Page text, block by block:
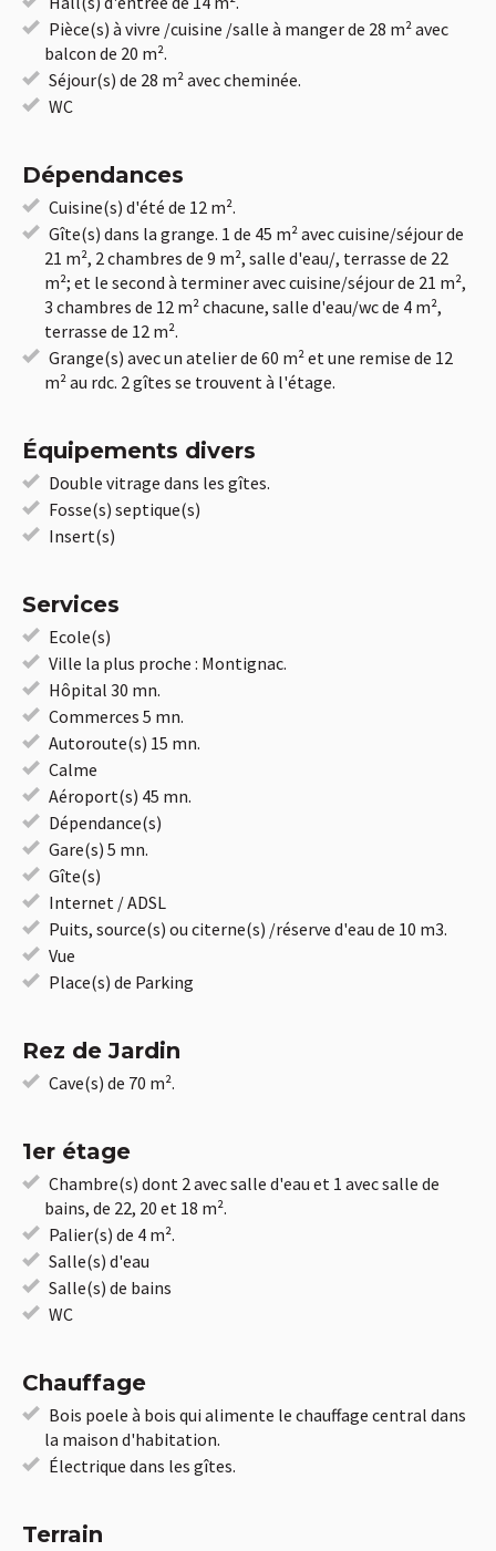
Pièce(s) à vivre /cuisine /salle à manger de 28 m² avec
balcon de 20 m².
Séjour(s) de 28 m² avec cheminée.
WC
Dépendances
Cuisine(s) d'été de 12 m².
Gîte(s) dans la grange. 1 de 45 m² avec cuisine/séjour de
21 m², 2 chambres de 9 m², salle d'eau/, terrasse de 22
m²; et le second à terminer avec cuisine/séjour de 21 m²,
3 chambres de 12 m² chacune, salle d'eau/wc de 4 m²,
terrasse de 12 m².
Grange(s) avec un atelier de 60 m² et une remise de 12
m² au rdc. 2 gîtes se trouvent à l'étage.
Équipements divers
Double vitrage dans les gîtes.
Fosse(s) septique(s)
Insert(s)
Services
Ecole(s)
Ville la plus proche : Montignac.
Hôpital 30 mn.
Commerces 5 mn.
Autoroute(s) 15 mn.
Calme
Aéroport(s) 45 mn.
Dépendance(s)
Gare(s) 5 mn.
Gîte(s)
Internet / ADSL
Puits, source(s) ou citerne(s) /réserve d'eau de 10 m3.
Vue
Place(s) de Parking
Rez de Jardin
Cave(s) de 70 m².
1er étage
Chambre(s) dont 2 avec salle d'eau et 1 avec salle de
bains, de 22, 20 et 18 m².
Palier(s) de 4 m².
Salle(s) d'eau
Salle(s) de bains
WC
Chauffage
Bois poele à bois qui alimente le chauffage central dans
la maison d'habitation.
Électrique dans les gîtes.
Terrain